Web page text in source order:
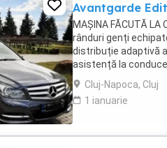
Avantgarde
MAȘINA FĂCUTĂ
rânduri genți
distribuție adaptivă
asistență la
covorașe din velur,
Cluj-Napoca, Cluj
1 ianuarie